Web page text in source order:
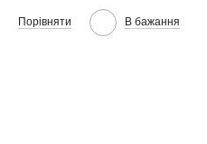
Порівняти В бажання